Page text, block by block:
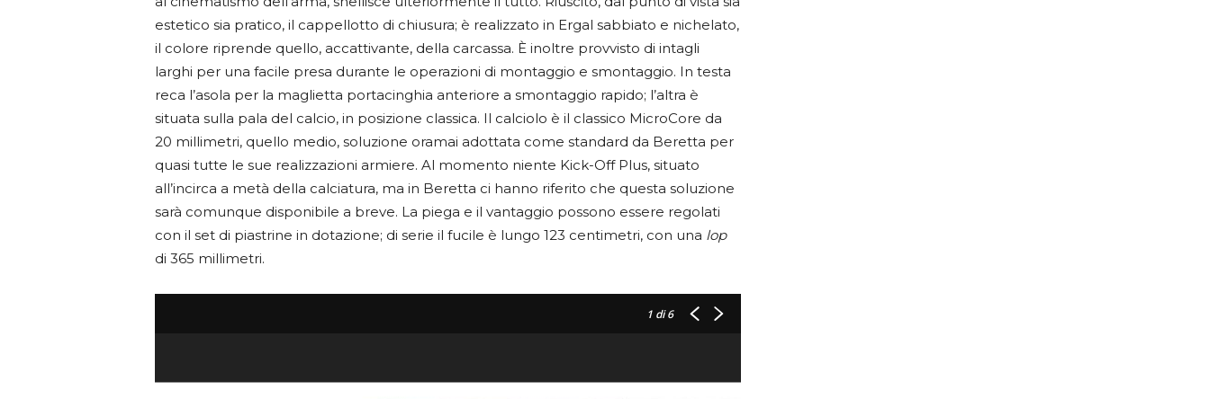
estetico sia pratico, il cappellotto di chiusura; è realizzato in Ergal sabbiato e nichelato,
il colore riprende quello, accattivante, della carcassa. È inoltre provvisto di intagli
larghi per una facile presa durante le operazioni di montaggio e smontaggio. In testa
reca l’asola per la maglietta portacinghia anteriore a smontaggio rapido; l’altra è
situata sulla pala del calcio, in posizione classica. Il calciolo è il classico MicroCore da
20 millimetri, quello medio, soluzione oramai adottata come standard da Beretta per
quasi tutte le sue realizzazioni armiere. Al momento niente Kick-Off Plus, situato
all’incirca a metà della calciatura, ma in Beretta ci hanno riferito che questa soluzione
sarà comunque disponibile a breve. La piega e il vantaggio possono essere regolati
con il set di piastrine in dotazione; di serie il fucile è lungo 123 centimetri, con una lop
di 365 millimetri.
1di 6